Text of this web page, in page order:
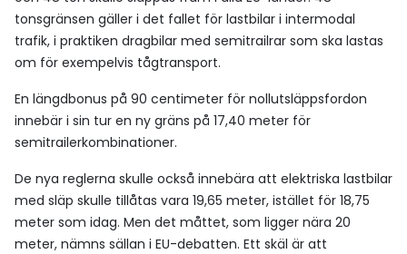
tonsgränsen gäller i det fallet för lastbilar i intermodal
trafik, i praktiken dragbilar med semitrailrar som ska lastas
om för exempelvis tågtransport.
En längdbonus på 90 centimeter för nollutsläppsfordon
innebär i sin tur en ny gräns på 17,40 meter för
semitrailerkombinationer.
De nya reglerna skulle också innebära att elektriska lastbilar
med släp skulle tillåtas vara 19,65 meter, istället för 18,75
meter som idag. Men det måttet, som ligger nära 20
meter, nämns sällan i EU-debatten. Ett skäl är att